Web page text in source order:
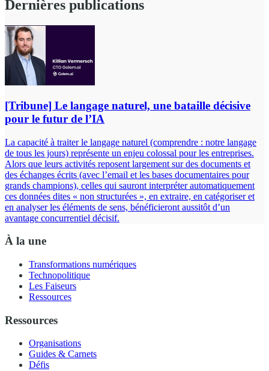
Dernières publications
[Tribune] Le langage naturel, une bataille décisive
pour le futur de l’IA
La capacité à traiter le langage naturel (comprendre : notre langage
de tous les jours) représente un enjeu colossal pour les entreprises.
Alors que leurs activités reposent largement sur des documents et
des échanges écrits (avec l’email et les bases documentaires pour
grands champions), celles qui sauront interpréter automatiquement
ces données dites « non structurées », en extraire, en catégoriser et
en analyser les éléments de sens, bénéficieront aussitôt d’un
avantage concurrentiel décisif.
À la une
Transformations numériques
Technopolitique
Les Faiseurs
Ressources
Ressources
Organisations
Guides & Carnets
Défis